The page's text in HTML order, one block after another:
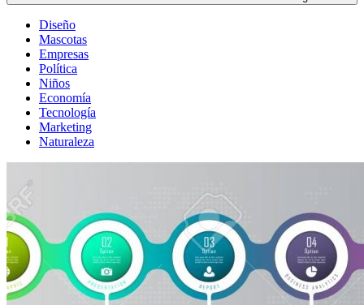
Diseño
Mascotas
Empresas
Política
Niños
Economía
Tecnología
Marketing
Naturaleza